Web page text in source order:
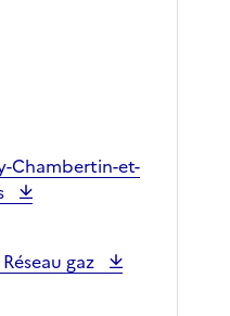
Chambertin-et-
gaz